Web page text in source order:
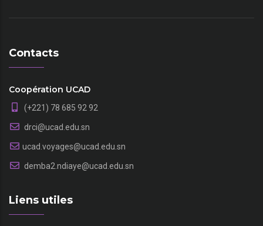
Contacts
Coopération UCAD
(+221) 78 685 92 92
drci@ucad.edu.sn
ucad.voyages@ucad.edu.sn
demba2.ndiaye@ucad.edu.sn
Liens utiles